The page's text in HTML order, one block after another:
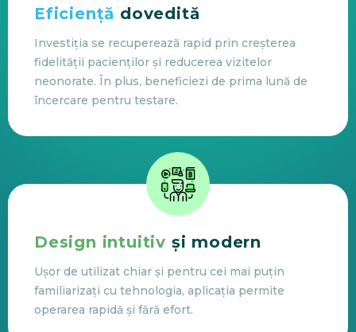
Eficiență dovedită
Investiția se recuperează rapid prin creșterea
fidelității pacienților și reducerea vizitelor
neonorate. În plus, beneficiezi de prima lună de
încercare pentru testare.
Design intuitiv și modern
Ușor de utilizat chiar și pentru cei mai puțin
familiarizați cu tehnologia, aplicația permite
operarea rapidă și fără efort.